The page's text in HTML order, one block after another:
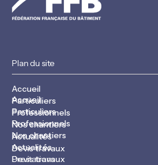
Plan du site
Accueil
Accueil
Particuliers
Particuliers
Professionnels
Professionnels
Nos chantiers
Nos chantiers
Actualités
Actualités
Devis travaux
Devis travaux
Prestations